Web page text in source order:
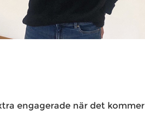
engagerade när det kommer